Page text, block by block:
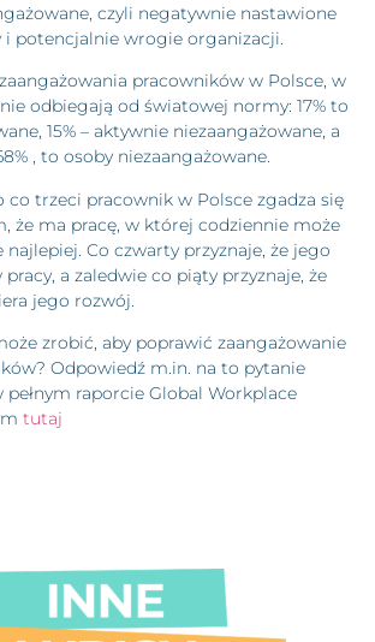
czyli negatywnie nastawione
i potencjalnie wrogie organizacji.
pracowników w Polsce, w
nie odbiegają od światowej normy: 17% to
15% – aktywnie niezaangażowane, a
, to osoby niezaangażowane.
co trzeci pracownik w Polsce zgadza się
że ma pracę, w której codziennie może
Co czwarty przyznaje, że jego
a zaledwie co piąty przyznaje, że
jego rozwój.
zrobić, aby poprawić zaangażowanie
Odpowiedź m.in. na to pytanie
pełnym raporcie Global Workplace
tutaj